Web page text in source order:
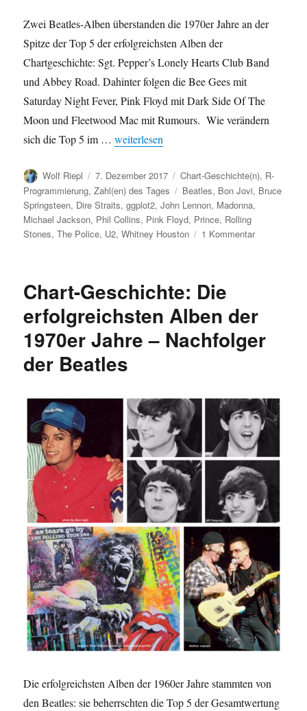
Zwei Beatles-Alben überstanden die 1970er Jahre an der
Spitze der Top 5 der erfolgreichsten Alben der
Chartgeschichte: Sgt. Pepper’s Lonely Hearts Club Band
und Abbey Road. Dahinter folgen die Bee Gees mit
Saturday Night Fever, Pink Floyd mit Dark Side Of The
Moon und Fleetwood Mac mit Rumours. Wie verändern
sich die Top 5 im …„Chart-Geschichte: Erfolgreichste Alben
weiterlesen
Autor
Wolf Riepl
Veröffentlicht
am
7. Dezember 2017 Kategorien
Chart-Geschichte(n), R-
Programmierung,Zahl(en) des Tages Schlagwörter
Beatles, Bon Jovi, Bruce
Springsteen, Dire Straits,ggplot2,John Lennon, Madonna,
Michael Jackson, Phil Collins, Pink Floyd, Prince, Rolling
Stones,The Police, U2,Whitney Houston 1 Kommentarzu
1980er
Jahre
Chart-Geschichte: Die
erfolgreichsten Alben der
1970er Jahre – Nachfolger
der Beatles
Die erfolgreichsten Alben der 1960er Jahre stammten von
den Beatles: sie beherrschten die Top 5 der Gesamtwertung